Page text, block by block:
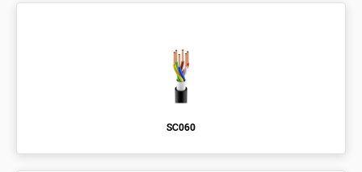
SC060